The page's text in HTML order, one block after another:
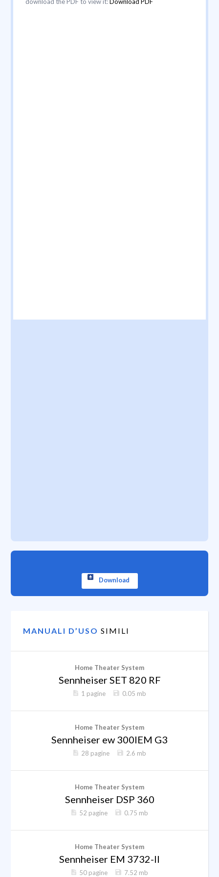
Download
MANUALI D’USO SIMILI
Home Theater System
Sennheiser SET 820 RF
1 pagine 0.05 mb
Home Theater System
Sennheiser ew 300IEM G3
28 pagine 2.6 mb
Home Theater System
Sennheiser DSP 360
52 pagine 0.75 mb
Home Theater System
Sennheiser EM 3732-II
50 pagine 7.52 mb